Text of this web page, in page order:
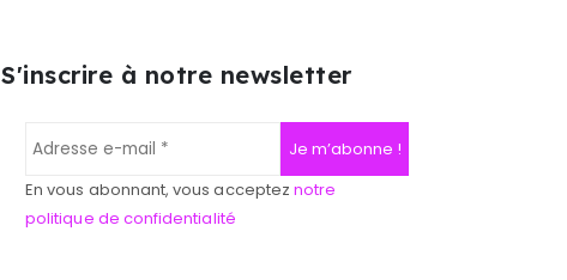
S'inscrire à notre newsletter
En vous abonnant, vous accepteznotre
politique de confidentialité